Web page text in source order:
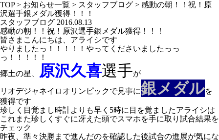
TOP> お知らせ一覧 > スタッフブログ > 感動の朝！！祝！原
沢選手銀メダル獲得！！！
スタッフブログ 2016.08.13
感動の朝！！祝！原沢選手銀メダル獲得！！！
皆さまこんにちは、アライシです
やりましたっ！！！！！やってくださいましたっっ
っ！！！！！
郷土の星、
原沢久喜選手が
リオデジャネイロオリンピックで見事に銀メダルを
獲得です
珍しく目覚まし時計よりも早く5時に目を覚ましたアライシは
これまた珍しくすぐに冴えた頭でスマホを手に取り試合結果を
チェック
昨夜、準々決勝まで進んだのを確認した後試合の進展が気にな